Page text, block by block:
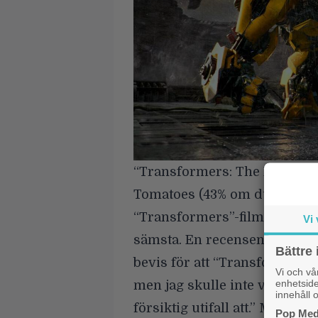
“Transformers: The Last
Tomatoes (43% om du
“Transformers”-film med
sämsta. En recensent från
bevis för att “Transformers:
men jag skulle inte vara
försiktig utifall att.”
Vi
Bättre
Vi och
innehåll
Pop